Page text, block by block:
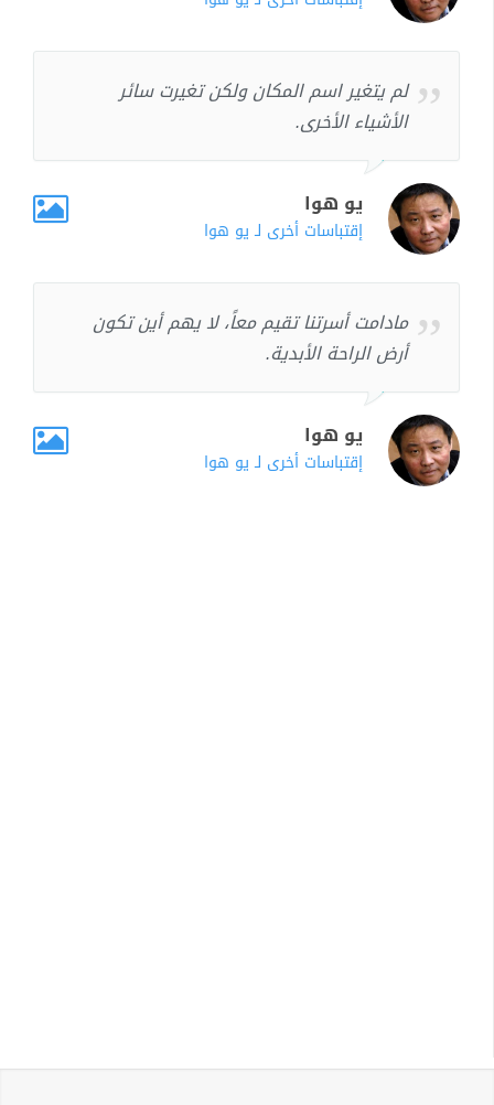
لم يتغير اسم المكان ولكن تغيرت سائر
الأشياء الأخرى.
يو هوا
إقتباسات أخرى لـ يو هوا
مادامت أسرتنا تقيم معاً، لا يهم أين تكون
أرض الراحة الأبدية.
يو هوا
إقتباسات أخرى لـ يو هوا